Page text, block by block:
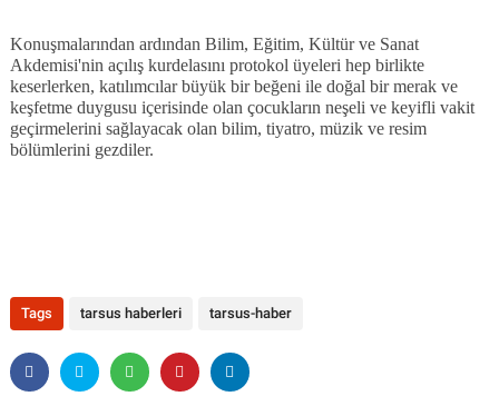
Konuşmalarından ardından Bilim, Eğitim, Kültür ve Sanat
Akdemisi'nin açılış kurdelasını protokol üyeleri hep birlikte
keserlerken, katılımcılar büyük bir beğeni ile doğal bir merak ve
keşfetme duygusu içerisinde olan çocukların neşeli ve keyifli vakit
geçirmelerini sağlayacak olan bilim, tiyatro, müzik ve resim
bölümlerini gezdiler.
Tags tarsus haberleri tarsus-haber